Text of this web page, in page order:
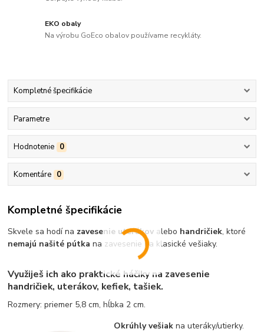
EKO obaly
Na výrobu GoEco obalov používame recykláty.
Kompletné špecifikácie
Parametre
Hodnotenie 0
Komentáre 0
Kompletné špecifikácie
Skvele sa hodí na zavesenie uterákov alebo handričiek, ktoré
nemajú našité pútka na zavesenie na klasické vešiaky.
Využiješ ich ako praktické háčiky na zavesenie
handričiek, uterákov, kefiek, tašiek.
Rozmery: priemer 5,8 cm, hĺbka 2 cm.
Okrúhly vešiak na uteráky/utierky.